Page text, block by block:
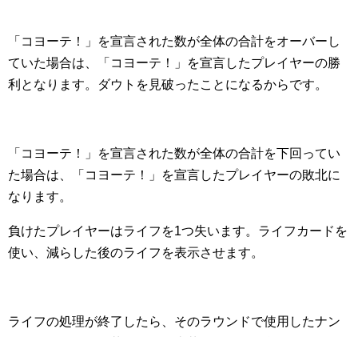
「コヨーテ！」を宣言された数が全体の合計をオーバーし
ていた場合は、「コヨーテ！」を宣言したプレイヤーの勝
利となります。ダウトを見破ったことになるからです。
「コヨーテ！」を宣言された数が全体の合計を下回ってい
た場合は、「コヨーテ！」を宣言したプレイヤーの敗北に
なります。
負けたプレイヤーはライフを1つ失います。ライフカードを
使い、減らした後のライフを表示させます。
ライフの処理が終了したら、そのラウンドで使用したナン